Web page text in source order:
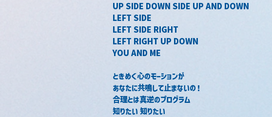
UP SIDE DOWN SIDE UP AND DOWN
LEFT SIDE
LEFT SIDE RIGHT
LEFT RIGHT UP DOWN
YOU AND ME
ときめく心のモーションが
あなたに共鳴して止まないの！
合理とは真逆のプログラム
知りたい 知りたい